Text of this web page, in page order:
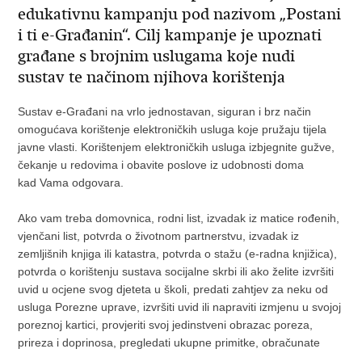
edukativnu kampanju pod nazivom „Postani
i ti e-Građanin“. Cilj kampanje je upoznati
građane s brojnim uslugama koje nudi
sustav te načinom njihova korištenja
Sustav e-Građani na vrlo jednostavan, siguran i brz način
omogućava korištenje elektroničkih usluga koje pružaju tijela
javne vlasti. Korištenjem elektroničkih usluga izbjegnite gužve,
čekanje u redovima i obavite poslove iz udobnosti doma
kad Vama odgovara.
Ako vam treba domovnica, rodni list, izvadak iz matice rođenih,
vjenčani list, potvrda o životnom partnerstvu, izvadak iz
zemljišnih knjiga ili katastra, potvrda o stažu (e-radna knjižica),
potvrda o korištenju sustava socijalne skrbi ili ako želite izvršiti
uvid u ocjene svog djeteta u školi, predati zahtjev za neku od
usluga Porezne uprave, izvršiti uvid ili napraviti izmjenu u svojoj
poreznoj kartici, provjeriti svoj jedinstveni obrazac poreza,
prireza i doprinosa, pregledati ukupne primitke, obračunate